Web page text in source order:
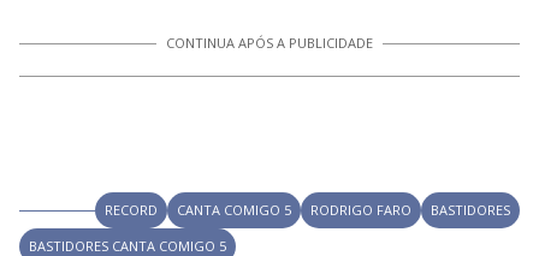
CONTINUA APÓS A PUBLICIDADE
RECORD CANTA COMIGO 5 RODRIGO FARO
BASTIDORES
BASTIDORES CANTA COMIGO 5